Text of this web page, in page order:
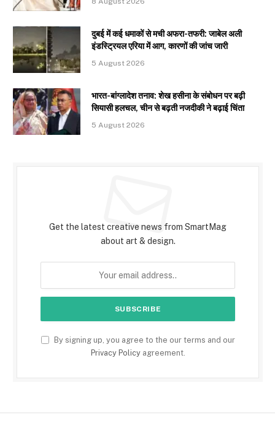
दुबई में कई धमाकों से मची अफरा-तफरी: जाबेल अली
इंडस्ट्रियल एरिया में आग, कारणों की जांच जारी
5 August 2026
भारत-बांग्लादेश तनाव: शेख हसीना के संबोधन पर बढ़ी
सियासी हलचल, चीन से बढ़ती नजदीकी ने बढ़ाई चिंता
5 August 2026
Get the latest creative news from SmartMag
about art & design.
By signing up, you agree to the our terms and our
Privacy Policyagreement.